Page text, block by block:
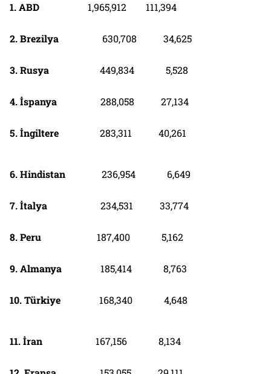
1. ABD 1,965,912 111,394
2. Brezilya 630,708 34,625
3. Rusya 449,834 5,528
4. İspanya 288,058 27,134
5. İngiltere 283,311 40,261
6. Hindistan 236,954 6,649
7. İtalya 234,531 33,774
8. Peru 187,400 5,162
9. Almanya 185,414 8,763
10. Türkiye 168,340 4,648
11. İran 167,156 8,134